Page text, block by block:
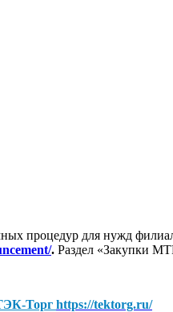
процедур для нужд
. Раздел «Закупки
Торг https://tektorg.ru/